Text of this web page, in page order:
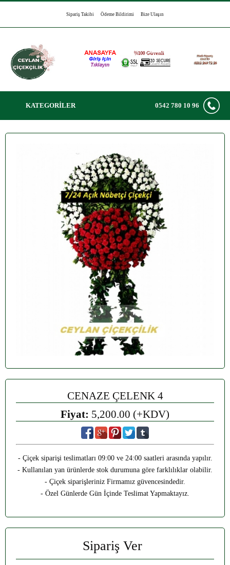
Sipariş Takibi Ödeme Bildirimi Bize Ulaşın
KATEGORİLER 0542 780 10 96
CENAZE ÇELENK 4
Fiyat: 5,200.00 (+KDV)
- Çiçek siparişi teslimatları 09:00 ve 24:00 saatleri arasında yapılır.
- Kullanılan yan ürünlerde stok durumuna göre farklılıklar olabilir.
- Çiçek siparişleriniz Firmamız güvencesindedir.
- Özel Günlerde Gün İçinde Teslimat Yapmaktayız.
Sipariş Ver